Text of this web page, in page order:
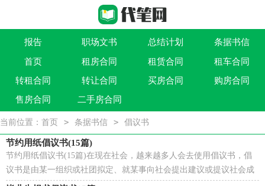
报告 职场文书 总结计划 条据书信
作文大全 实用文 祝福语 买卖类合同
借贷类合同 建筑类合同 劳动类合同 租售类合同
首页 租房合同 租赁合同
租车合同
转租合同
转让合同 买房合同
购房合同
售房合同
二手房合同
当前位置： 首页 > 条据书信 > 倡议书
节约用纸倡议书(15篇)
节约用纸倡议书(15篇)在现在社会，越来越多人会去使用倡议书，倡
议书是由某一组织或社团拟定、就某事向社会提出建议或提议社会成
员共同去做某事的书面文章。相信很多朋友都对写...